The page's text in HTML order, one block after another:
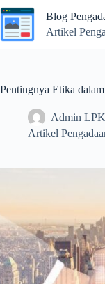
Skip
to
content
Blog
Artikel
Pentingnya Etika dalam
Admin
Artikel